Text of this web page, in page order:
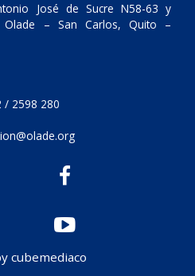
José de Sucre N58-63 y
Olade – San Carlos, Quito –
/ 2598 280
cubemediaco